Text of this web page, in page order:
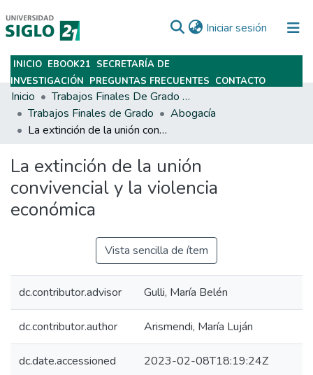
Iniciar sesión (current)
Subir
INICIO EBOOK21 SECRETARÍA DE
INVESTIGACIÓN PREGUNTAS FRECUENTES CONTACTO
Inicio
Trabajos Finales De Grado Y Posgrado
Trabajos Finales de Grado
Abogacía
La extinción de la unión convivencial y la violencia económica
La extinción de la unión
convivencial y la violencia
económica
Vista sencilla de ítem
dc.contributor.advisor Gulli, María Belén
dc.contributor.author Arismendi, María Luján
dc.date.accessioned 2023-02-08T18:19:24Z